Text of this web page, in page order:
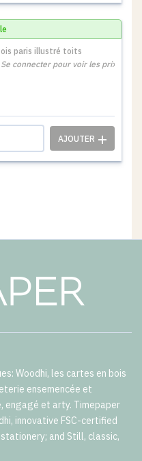
paris illustré toits
Se connecter pour voir les prix
Woodhi, les cartes en bois
ensemencée et
engagé et arty. Timepaper
innovative FSC-certified
and Still, classic,